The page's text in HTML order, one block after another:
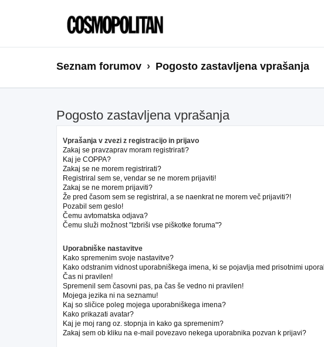
Seznam forumov Pogosto zastavljena vprašanja
Pogosto zastavljena vprašanja
Vprašanja v zvezi z registracijo in prijavo
Zakaj se pravzaprav moram registrirati?
Kaj je COPPA?
Zakaj se ne morem registrirati?
Registriral sem se, vendar se ne morem prijaviti!
Zakaj se ne morem prijaviti?
Že pred časom sem se registriral, a se naenkrat ne morem več prijaviti?!
Pozabil sem geslo!
Čemu avtomatska odjava?
Čemu služi možnost "Izbriši vse piškotke foruma"?
Uporabniške nastavitve
Kako spremenim svoje nastavitve?
Kako odstranim vidnost uporabniškega imena, ki se pojavlja med prisotnimi
Čas ni pravilen!
Spremenil sem časovni pas, pa čas še vedno ni pravilen!
Mojega jezika ni na seznamu!
Kaj so sličice poleg mojega uporabniškega imena?
Kako prikazati avatar?
Kaj je moj rang oz. stopnja in kako ga spremenim?
Zakaj sem ob kliku na e-mail povezavo nekega uporabnika pozvan k prijavi?